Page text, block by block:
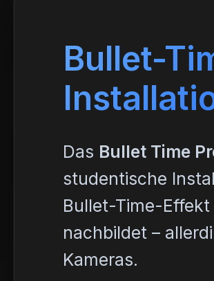
Bullet-
Das Bullet Time
studentische
Bullet-Time-
nachbildet –
Kameras.